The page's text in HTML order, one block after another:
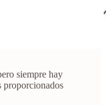
siempre hay